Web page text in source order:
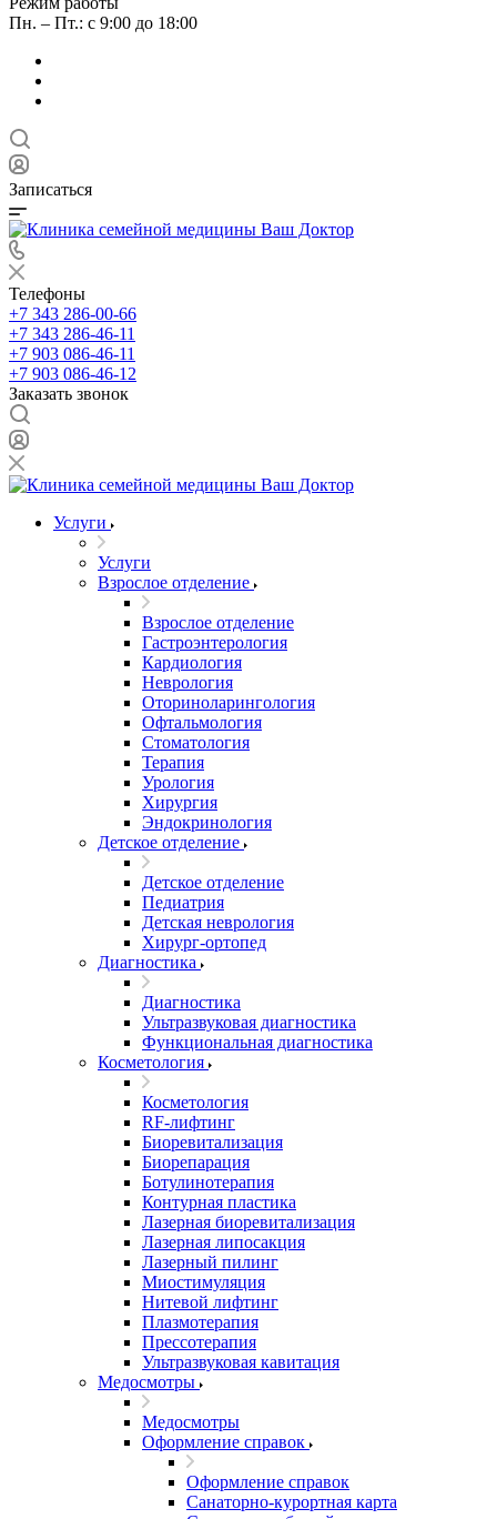
Пн. – Пт.: с 9:00 до 18:00
Записаться
Телефоны
+7 343 286-00-66
+7 343 286-46-11
+7 903 086-46-11
+7 903 086-46-12
Заказать звонок
Услуги
Услуги
Взрослое отделение
Взрослое отделение
Гастроэнтерология
Кардиология
Неврология
Оториноларингология
Офтальмология
Стоматология
Терапия
Урология
Хирургия
Эндокринология
Детское отделение
Детское отделение
Педиатрия
Детская неврология
Хирург-ортопед
Диагностика
Диагностика
Ультразвуковая диагностика
Функциональная диагностика
Косметология
Косметология
RF-лифтинг
Биоревитализация
Биорепарация
Ботулинотерапия
Контурная пластика
Лазерная биоревитализация
Лазерная липосакция
Лазерный пилинг
Миостимуляция
Нитевой лифтинг
Плазмотерапия
Прессотерапия
Ультразвуковая кавитация
Медосмотры
Медосмотры
Оформление справок
Оформление справок
Санаторно-курортная карта